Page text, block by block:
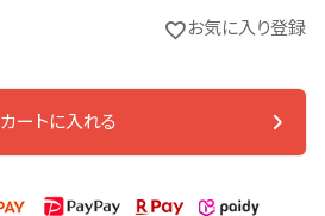
お気に入り登録
カートに入れる